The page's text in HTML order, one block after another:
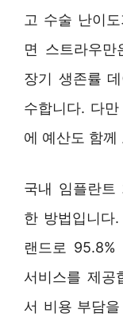
고 수술 난이
면 스트라우
장기 생존률
수합니다. 다
에 예산도 함께
국내 임플란트
한 방법입니다
랜드로 95.8%
서비스를 제공
서 비용 부담